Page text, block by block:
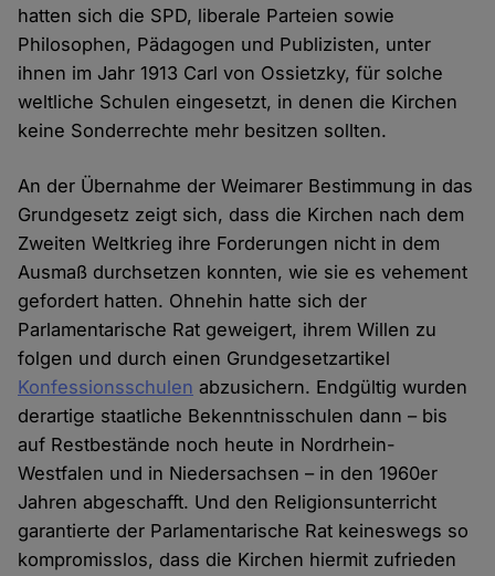
hatten sich die SPD, liberale Parteien sowie
Philosophen, Pädagogen und Publizisten, unter
ihnen im Jahr 1913 Carl von Ossietzky, für solche
weltliche Schulen eingesetzt, in denen die Kirchen
keine Sonderrechte mehr besitzen sollten.
An der Übernahme der Weimarer Bestimmung in das
Grundgesetz zeigt sich, dass die Kirchen nach dem
Zweiten Weltkrieg ihre Forderungen nicht in dem
Ausmaß durchsetzen konnten, wie sie es vehement
gefordert hatten. Ohnehin hatte sich der
Parlamentarische Rat geweigert, ihrem Willen zu
folgen und durch einen Grundgesetzartikel
Konfessionsschulen abzusichern. Endgültig wurden
derartige staatliche Bekenntnisschulen dann – bis
auf Restbestände noch heute in Nordrhein-
Westfalen und in Niedersachsen – in den 1960er
Jahren abgeschafft. Und den Religionsunterricht
garantierte der Parlamentarische Rat keineswegs so
kompromisslos, dass die Kirchen hiermit zufrieden